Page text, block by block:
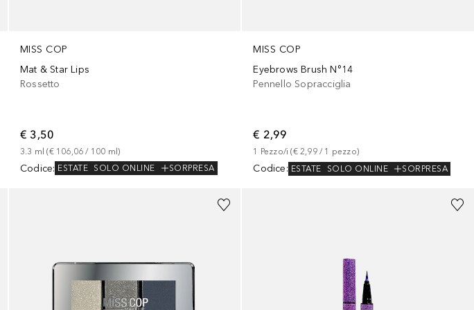
MISS COP
Mat & Star Lips
Rossetto
€ 3,50
3.3 ml (€ 106,06 / 100 ml)
Codice: ESTATE SOLO ONLINE SORPRESA
MISS COP
Eyebrows Brush N°14
Pennello Sopracciglia
€ 2,99
1 Pezzo/i (€ 2,99 / 1 pezzo)
Codice: ESTATE SOLO ONLINE SORPRESA
+3